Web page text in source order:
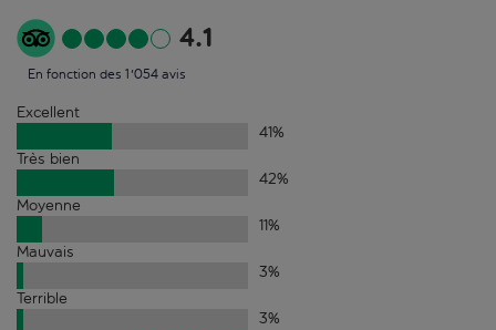
4.1
En fonction des 1'054 avis
Excellent
41%
Très bien
42%
Moyenne
11%
Mauvais
3%
Terrible
3%